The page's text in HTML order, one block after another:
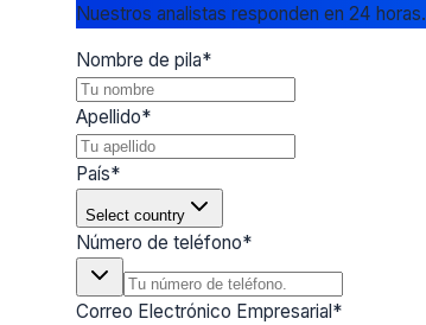
Nuestros analistas responden en 24 horas.
Nombre de pila*
Apellido*
País*
Select country
Número de teléfono*
Correo Electrónico Empresarial*